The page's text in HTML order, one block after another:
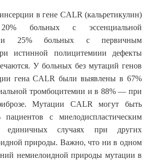
в гене CALR (кальретикулин)
больных с эссенциальной
и 25% больных с первичным
истинной полицитемиии дефекты
У больных без мутаций генов
гена CALR были выявлены в 67%
тромбоцитемии и в 88% — при
Мутации CALR могут быть
с миелодиспластическим
случаях при других
природы. Важно, что ни в одном
немиелоидной природы мутации в